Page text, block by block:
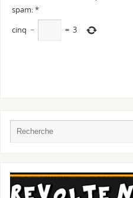
spam:*
cinq − = 3